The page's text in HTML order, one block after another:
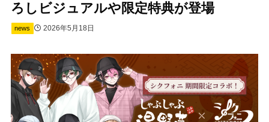
ろしビジュアルや限定特典が登場
news 2026年5月18日